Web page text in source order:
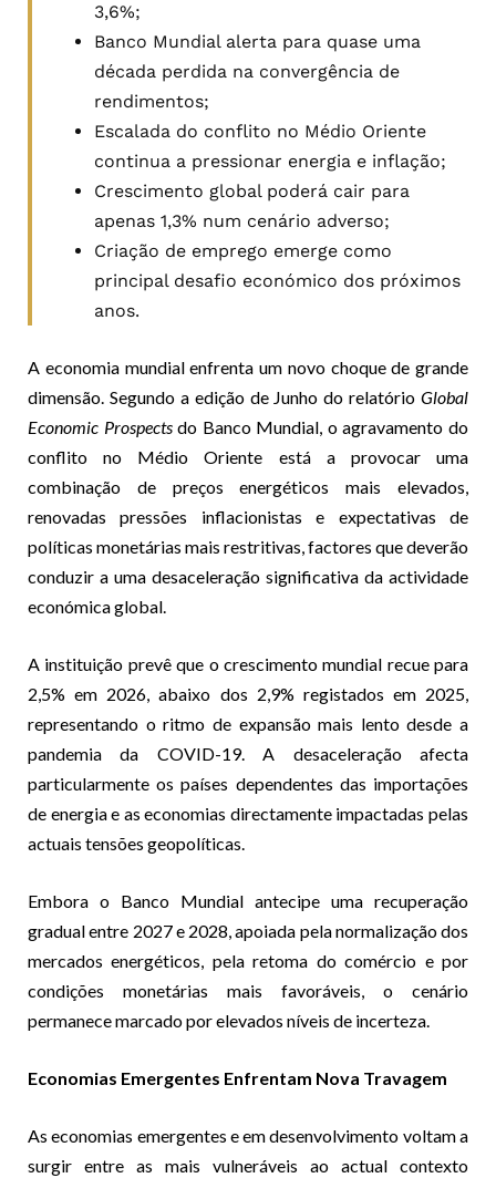
3,6%;
Banco Mundial alerta para quase uma
década perdida na convergência de
rendimentos;
Escalada do conflito no Médio Oriente
continua a pressionar energia e inflação;
Crescimento global poderá cair para
apenas 1,3% num cenário adverso;
Criação de emprego emerge como
principal desafio económico dos próximos
anos.
A economia mundial enfrenta um novo choque de grande
dimensão. Segundo a edição de Junho do relatório Global
Economic Prospectsdo Banco Mundial, o agravamento do
conflito no Médio Oriente está a provocar uma
combinação de preços energéticos mais elevados,
renovadas pressões inflacionistas e expectativas de
políticas monetárias mais restritivas, factores que deverão
conduzir a uma desaceleração significativa da actividade
económica global.
A instituição prevê que o crescimento mundial recue para
2,5% em 2026, abaixo dos 2,9% registados em 2025,
representando o ritmo de expansão mais lento desde a
pandemia da COVID-19. A desaceleração afecta
particularmente os países dependentes das importações
de energia e as economias directamente impactadas pelas
actuais tensões geopolíticas.
Embora o Banco Mundial antecipe uma recuperação
gradual entre 2027 e 2028, apoiada pela normalização dos
mercados energéticos, pela retoma do comércio e por
condições monetárias mais favoráveis, o cenário
permanece marcado por elevados níveis de incerteza.
Economias Emergentes Enfrentam Nova Travagem
As economias emergentes e em desenvolvimento voltam a
surgir entre as mais vulneráveis ao actual contexto